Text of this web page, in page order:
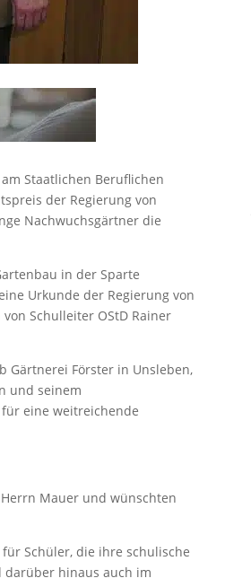
Staatlichen Beruflichen
der Regierung von
Nachwuchsgärtner die
in der Sparte
Urkunde der Regierung von
Schulleiter OStD Rainer
Gärtnerei Förster in Unsleben,
und seinem
eine weitreichende
Mauer und wünschten
Schüler, die ihre schulische
darüber hinaus auch im